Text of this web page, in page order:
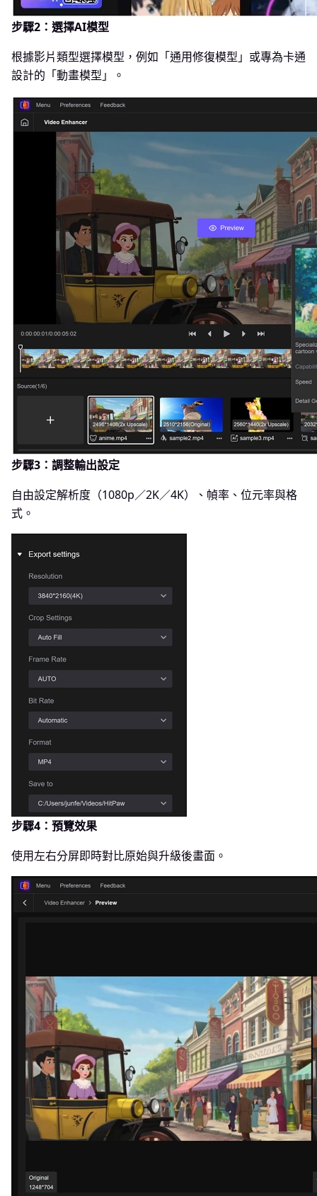
步驟2：選擇AI模型
根據影片類型選擇模型，例如「通用修復模型」或專為卡通
設計的「動畫模型」。
步驟3：調整輸出設定
自由設定解析度（1080p／2K／4K）、幀率、位元率與格
式。
步驟4：預覽效果
使用左右分屏即時對比原始與升級後畫面。